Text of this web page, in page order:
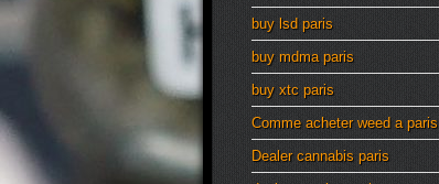
buy lsd paris
buy mdma paris
buy xtc paris
Comme acheter weed a paris
Dealer cannabis paris